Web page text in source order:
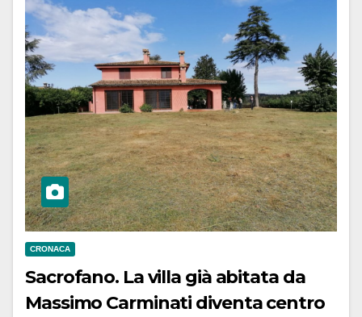
CRONACA
Sacrofano. La villa già abitata da
Massimo Carminati diventa centro